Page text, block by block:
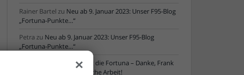
Rainer Bartel zu Neu ab 9. Januar 2023: Unser F95-Blog
„Fortuna-Punkte…“
Petra zu Neu ab 9. Januar 2023: Unser F95-Blog
„Fortuna-Punkte…“
NLZ-Chef verlässt die Fortuna – Danke, Frank
Schaefer, für die erfolgreiche Arbeit!
×